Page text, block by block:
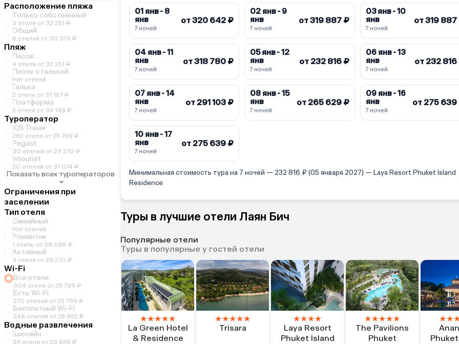
Расположение пляжа
Только собственный
3 отеля от 32 251 ₽
Общий
6 отелей от 30 379 ₽
Пляж
Песок
4 отеля от 32 251 ₽
Песок с галькой
Нет отелей
Галька
2 отеля от 31 167 ₽
Платформа
2 отеля от 34 148 ₽
Туроператор
ICS Travel
262 отеля от 25 799 ₽
Pegast
30 отелей от 29 270 ₽
Intourist
20 отелей от 31 074 ₽
Показать всех туроператоров
Ограничения при
заселении
Тип отеля
Семейный
Нет отелей
Романтик
1 отель от 38 088 ₽
Активный
3 отеля от 29 270 ₽
Wi-Fi
Все отели
304 отеля от 25 799 ₽
Есть Wi-Fi
270 отелей от 25 799 ₽
Бесплатный Wi-Fi
246 отелей от 25 952 ₽
Водные развлечения
Бассейн
34 отеля от 29 845 ₽
01 янв - 8
янв
7 ночей
от 320 642 ₽
02 янв - 9
янв
7 ночей
от 319 887 ₽
03 янв - 10
янв
7 ночей
от 319
04 янв - 11
янв
7 ночей
от 318 780 ₽
05 янв - 12
янв
7 ночей
от 232 816 ₽
06 янв - 13
янв
7 ночей
от 232
07 янв - 14
янв
7 ночей
от 291 103 ₽
08 янв - 15
янв
7 ночей
от 265 629 ₽
09 янв - 16
янв
7 ночей
от 275 639
10 янв - 17
янв
7 ночей
от 275 639 ₽
Минимальная стоимость тура на 7 ночей — 232 816 ₽ (05 января 2027) — Laya Resort Phuket Island
Residence
Туры в лучшие отели Лаян Бич
Популярные отели
Туры в популярные у гостей отели
★★★★★
La Green Hotel
& Residence
★★★★★
Trisara
★★★★
Laya Resort
Phuket Island
★★★★★
The Pavilions
Phuket
★★
Phuket